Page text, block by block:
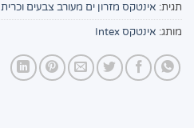
תגית: אינטקס מזרון ים מעורב צבעים וכרית 58725EP
מותג: אינטקס Intex